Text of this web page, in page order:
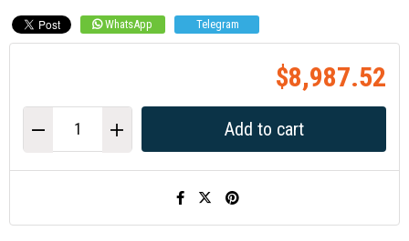
WhatsApp Telegram
$8,987.52